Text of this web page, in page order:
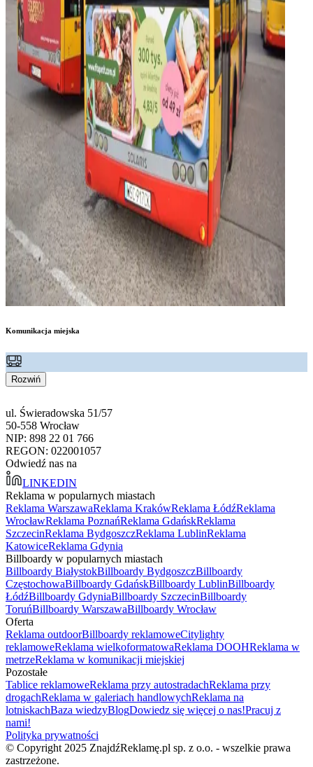
Komunikacja miejska
Rozwiń
ul. Świeradowska 51/57
50-558 Wrocław
NIP: 898 22 01 766
REGON: 022001057
Odwiedź nas na
LINKEDIN
Reklama w popularnych miastach
Reklama WarszawaReklama KrakówReklama ŁódźReklama
WrocławReklama PoznańReklama GdańskReklama
SzczecinReklama BydgoszczReklama LublinReklama
KatowiceReklama Gdynia
Billboardy w popularnych miastach
Billboardy BiałystokBillboardy BydgoszczBillboardy
CzęstochowaBillboardy GdańskBillboardy LublinBillboardy
ŁódźBillboardy GdyniaBillboardy SzczecinBillboardy
ToruńBillboardy WarszawaBillboardy Wrocław
Oferta
Reklama outdoorBillboardy reklamoweCitylighty
reklamoweReklama wielkoformatowaReklama DOOHReklama w
metrzeReklama w komunikacji miejskiej
Pozostałe
Tablice reklamoweReklama przy autostradachReklama przy
drogachReklama w galeriach handlowychReklama na
lotniskachBaza wiedzyBlogDowiedz się więcej o nas!Pracuj z
nami!
Polityka prywatności
© Copyright 2025 ZnajdźReklamę.pl sp. z o.o. - wszelkie prawa
zastrzeżone.